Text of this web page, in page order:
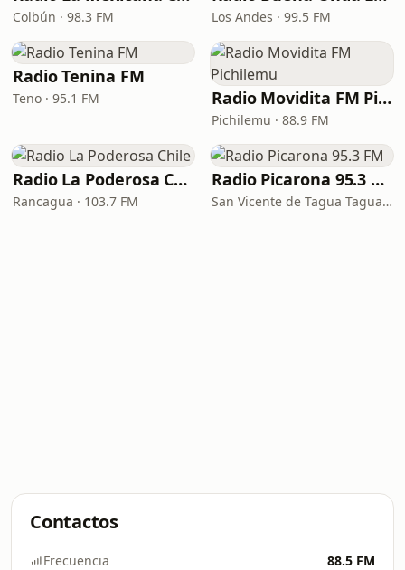
Colbún · 98.3 FM Los Andes · 99.5 FM
Radio Tenina FM
Teno · 95.1 FM Radio Movidita FM Pichilemu
Pichilemu · 88.9 FM
Radio La Poderosa Chile
Rancagua · 103.7 FM
Radio Picarona 95.3 FM
San Vicente de Tagua Tagua · 95.3 FM
Contactos
Frecuencia 88.5 FM